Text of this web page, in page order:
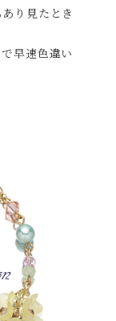
り見たとき
早速色違い